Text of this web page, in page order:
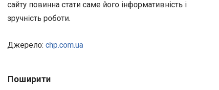
сайту повинна стати саме його інформативність і
зручність роботи.
Джерело: chp.com.ua
Поширити